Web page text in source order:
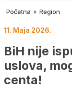
Početna » Region
11. Maja 2026.
BiH nije
uslova,
centa!